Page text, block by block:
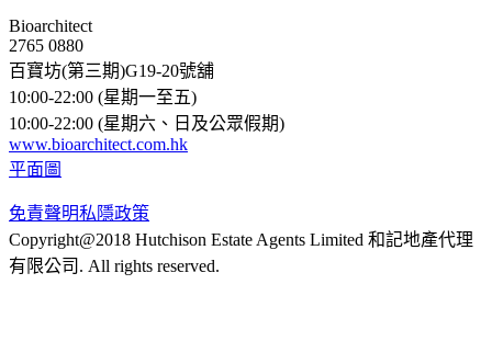
Bioarchitect
2765 0880
百寶坊(第三期)G19-20號舖
10:00-22:00 (星期一至五)
10:00-22:00 (星期六、日及公眾假期)
www.bioarchitect.com.hk
平面圖
免責聲明私隱政策
Copyright@2018 Hutchison Estate Agents Limited 和記地產代理
有限公司. All rights reserved.